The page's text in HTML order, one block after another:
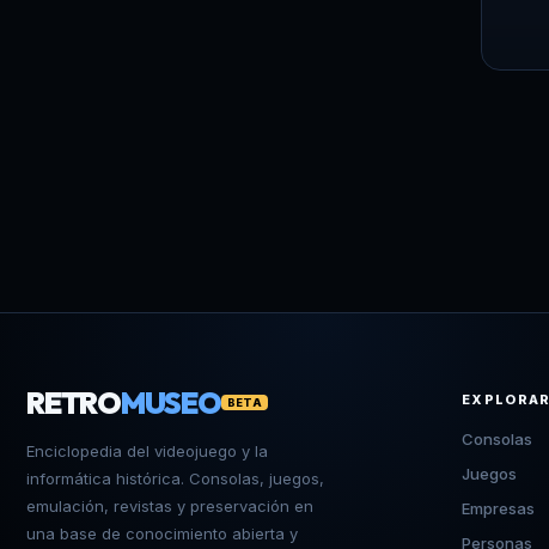
RETROMUSEO BETA
Enciclopedia del videojuego y la
informática histórica. Consolas, juegos,
emulación, revistas y preservación en
una base de conocimiento abierta y
EXPLORAR
Consolas
Juegos
Empresas
Personas